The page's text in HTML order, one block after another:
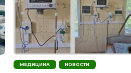
МЕДИЦИНА НОВОСТИ